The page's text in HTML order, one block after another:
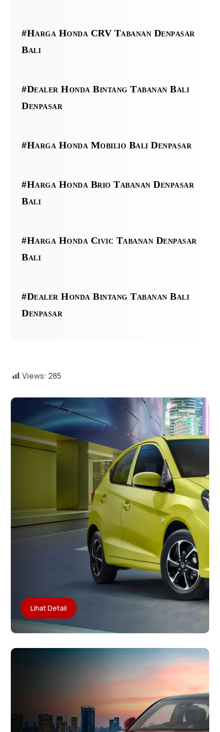
#Harga Honda CRV Tabanan Denpasar
Bali
#Dealer Honda Bintang Tabanan Bali
Denpasar
#Harga Honda Mobilio Bali Denpasar
#Harga Honda Brio Tabanan Denpasar
Bali
#Harga Honda Civic Tabanan Denpasar
Bali
#Dealer Honda Bintang Tabanan Bali
Denpasar
Views: 285
Lihat Detail